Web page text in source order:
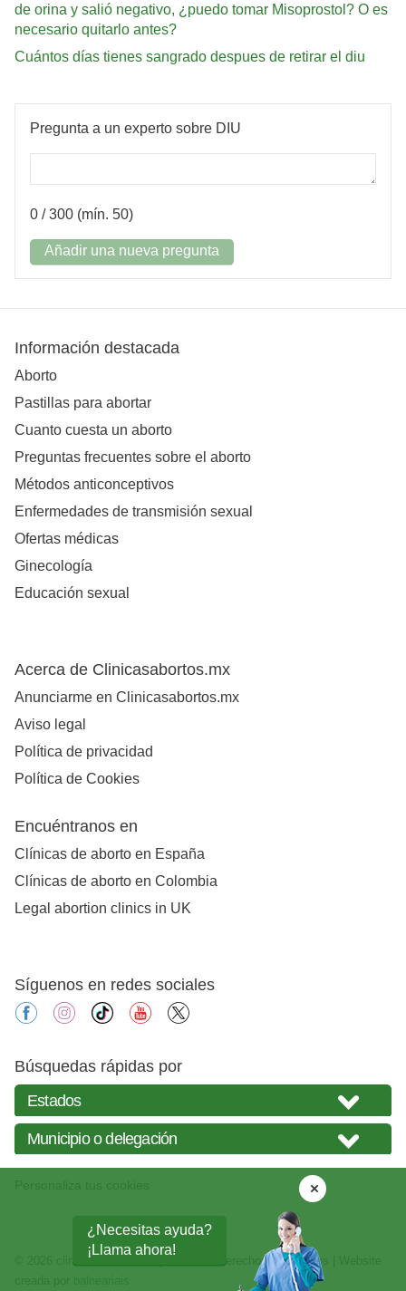
de orina y salió negativo, ¿puedo tomar Misoprostol? O es
necesario quitarlo antes?
Cuántos días tienes sangrado despues de retirar el diu
Pregunta a un experto sobre DIU
0 / 300 (mín. 50)
Añadir una nueva pregunta
¿Necesitas ayuda?
¡Llama ahora!
Información destacada
Aborto
Pastillas para abortar
Cuanto cuesta un aborto
Preguntas frecuentes sobre el aborto
Métodos anticonceptivos
Enfermedades de transmisión sexual
Ofertas médicas
Ginecología
Educación sexual
Acerca de Clinicasabortos.mx
Anunciarme en Clinicasabortos.mx
Aviso legal
Política de privacidad
Política de Cookies
Encuéntranos en
Clínicas de aborto en España
Clínicas de aborto en Colombia
Legal abortion clinics in UK
Síguenos en redes sociales
facebookinstagram
tiktok youtube
Búsquedas rápidas por
clinicasabortos.mx
| Todos los derechos reservados | Website